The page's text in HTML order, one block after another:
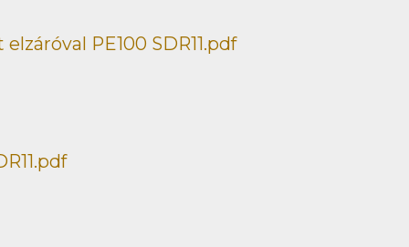
PE100 SDR11.pdf